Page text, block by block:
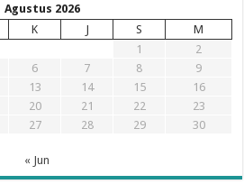
Agustus 2026
K J S
M
1
2
6 7 8
9
13 14 15
16
20 21 22
23
27 28 29
30
« Jun